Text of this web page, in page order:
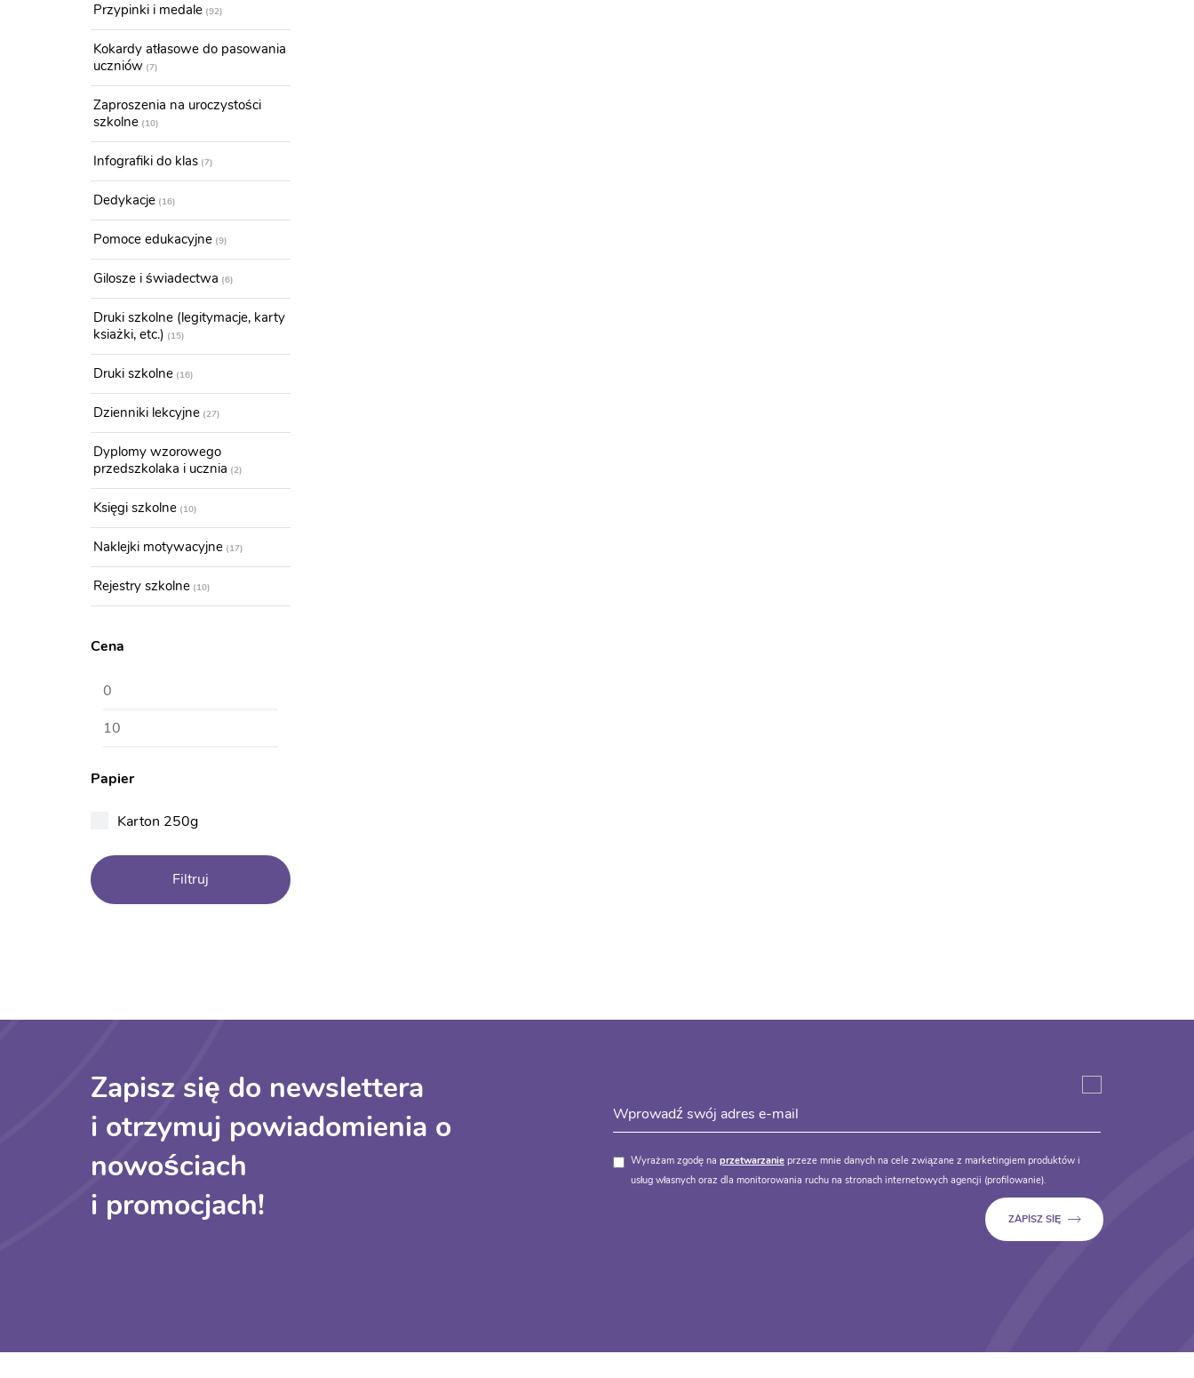
Przypinki i medale 92
Kokardy atłasowe do pasowania
uczniów 7
Zaproszenia na uroczystości
szkolne 10
Infografiki do klas 7
Dedykacje 16
Pomoce edukacyjne 9
Gilosze i świadectwa 6
Druki szkolne (legitymacje, karty
ksiażki, etc.)
15
Druki szkolne 16
Dzienniki lekcyjne 27
Dyplomy wzorowego
przedszkolaka i ucznia 2
Księgi szkolne 10
Naklejki motywacyjne 17
Rejestry szkolne 10
Cena
Cena
Papier
Karton 250g
Filtruj
Zapisz się do newslettera
i otrzymuj powiadomienia o
nowościach
i promocjach!
Wyrażam zgodę na przetwarzanie przeze mnie danych na cele związane z marketingiem produktów i
usług własnych oraz dla monitorowania ruchu na stronach internetowych agencji (profilowanie).